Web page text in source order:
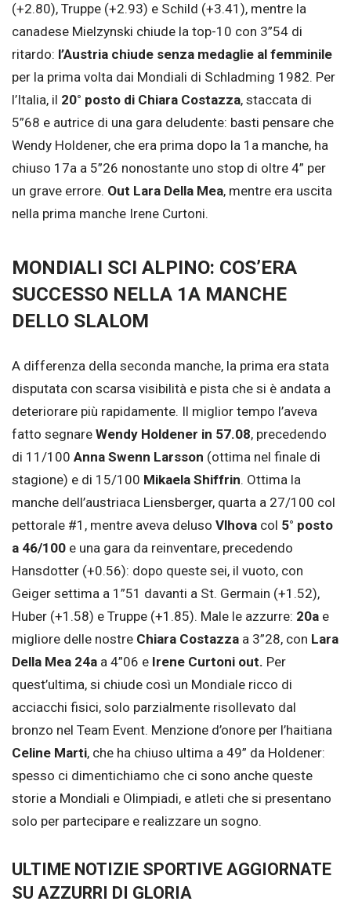
(+2.80), Truppe (+2.93) e Schild (+3.41), mentre la
canadese Mielzynski chiude la top-10 con 3”54 di
ritardo: l’Austria chiude senza medaglie al femminile
per la prima volta dai Mondiali di Schladming 1982. Per
l’Italia, il 20° posto di Chiara Costazza, staccata di
5”68 e autrice di una gara deludente: basti pensare che
Wendy Holdener, che era prima dopo la 1a manche, ha
chiuso 17a a 5”26 nonostante uno stop di oltre 4” per
un grave errore. Out Lara Della Mea, mentre era uscita
nella prima manche Irene Curtoni.
MONDIALI SCI ALPINO: COS’ERA
SUCCESSO NELLA 1A MANCHE
DELLO SLALOM
A differenza della seconda manche, la prima era stata
disputata con scarsa visibilità e pista che si è andata a
deteriorare più rapidamente. Il miglior tempo l’aveva
fatto segnare Wendy Holdener in 57.08, precedendo
di 11/100 Anna Swenn Larsson (ottima nel finale di
stagione) e di 15/100 Mikaela Shiffrin. Ottima la
manche dell’austriaca Liensberger, quarta a 27/100 col
pettorale #1, mentre aveva deluso Vlhova col 5° posto
a 46/100 e una gara da reinventare, precedendo
Hansdotter (+0.56): dopo queste sei, il vuoto, con
Geiger settima a 1”51 davanti a St. Germain (+1.52),
Huber (+1.58) e Truppe (+1.85). Male le azzurre: 20a e
migliore delle nostre Chiara Costazza a 3”28, con Lara
Della Mea 24a a 4”06 e Irene Curtoni out. Per
quest’ultima, si chiude così un Mondiale ricco di
acciacchi fisici, solo parzialmente risollevato dal
bronzo nel Team Event. Menzione d’onore per l’haitiana
Celine Marti, che ha chiuso ultima a 49” da Holdener:
spesso ci dimentichiamo che ci sono anche queste
storie a Mondiali e Olimpiadi, e atleti che si presentano
solo per partecipare e realizzare un sogno.
ULTIME NOTIZIE SPORTIVE AGGIORNATE
SU AZZURRI DI GLORIA